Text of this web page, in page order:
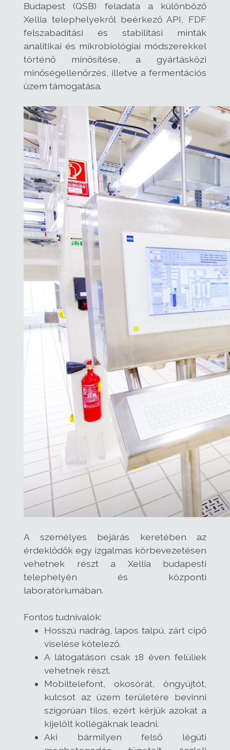
Budapest (QSB) feladata a különböző
Xellia telephelyekről beérkező API, FDF
felszabadítási és stabilitási minták
analitikai és mikrobiológiai módszerekkel
történő minősítése, a gyártásközi
minőségellenőrzés, illetve a fermentációs
üzem támogatása.
A személyes bejárás keretében az
érdeklődők egy izgalmas körbevezetésen
vehetnek részt a Xellia budapesti
telephelyén és központi
laboratóriumában.
Fontos tudnivalók:
Hosszú nadrág, lapos talpú, zárt cipő
viselése kötelező.
A látogatáson csak 18 éven felüliek
vehetnek részt.
Mobiltelefont, okosórát, öngyújtót,
kulcsot az üzem területére bevinni
szigorúan tilos, ezért kérjük azokat a
kijelölt kollégáknak leadni.
Aki bármilyen felső légúti